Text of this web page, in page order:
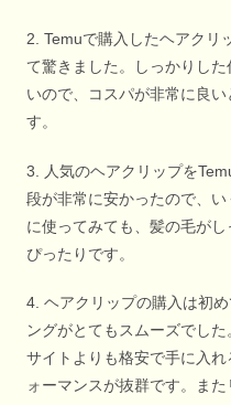
2. Temuで購入したヘアクリ
て驚きました。しっかりし
いので、コスパが非常に良
す。
3. 人気のヘアクリップを
段が非常に安かったので、
に使ってみても、髪の毛が
ぴったりです。
4. ヘアクリップの購入は初
ングがとてもスムーズでし
サイトよりも格安で手に入
ォーマンスが抜群です。また